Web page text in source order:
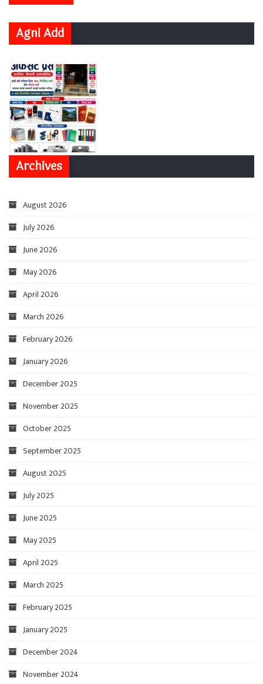
Agni Add
Archives
August 2026
July 2026
June 2026
May 2026
April 2026
March 2026
February 2026
January 2026
December 2025
November 2025
October 2025
September 2025
August 2025
July 2025
June 2025
May 2025
April 2025
March 2025
February 2025
January 2025
December 2024
November 2024